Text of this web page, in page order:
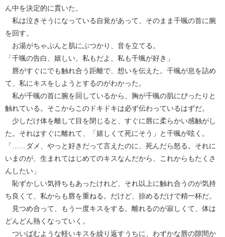
ん中を決定的に貫いた。
私は泣きそうになっている自覚があって、そのまま千颯の首に腕
を回す。
お湯がちゃぷんと肌にぶつかり、音を立てる。
「千颯の告白、嬉しい。私もだよ、私も千颯が好き」
唇がすぐにでも触れ合う距離で、想いを伝えた。千颯が息を詰め
て、私にキスをしようとするのがわかった。
私が千颯の首に腕を回しているから、胸が千颯の肌にぴったりと
触れている。そこからこのドキドキは必ず伝わっているはずだ。
少しだけ体を離して目を閉じると、すぐに唇に柔らかい感触がし
た。それはすぐに離れて、「嬉しくて死にそう」と千颯が呟く。
「……ダメ、やっと好きだって言えたのに、死んだら怒る。それに
いまのが、生まれてはじめてのキスなんだから、これからもたくさ
んしたい」
恥ずかしい気持ちもあったけれど、それ以上に触れ合うのが気持
ち良くて、私からも唇を重ねる。だけど、掠めるだけで精一杯だ。
見つめ合って、もう一度キスをする。離れるのが寂しくて、体は
どんどん熱くなっていく。
ついばむような軽いキスを繰り返すうちに、わずかな唇の隙間か